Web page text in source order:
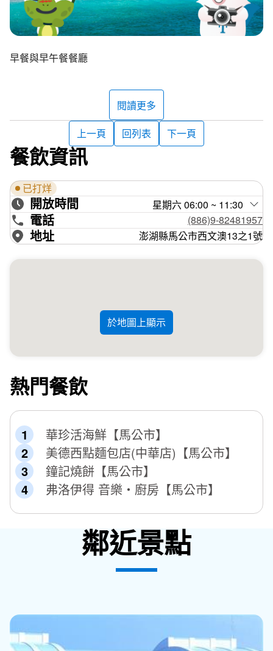
早餐與早午餐餐廳
閱讀更多
上一頁
回列表 下一頁
餐飲資訊
已打烊
開放時間 星期六 06:00 ~ 11:30
電話 (886)9-82481957
地址 澎湖縣馬公市西文澳13之1號
於地圖上顯示
熱門餐飲
華珍活海鮮【馬公市】
美德西點麵包店(中華店)【馬公市】
鐘記燒餅【馬公市】
弗洛伊得 音樂‧廚房【馬公市】
鄰近景點